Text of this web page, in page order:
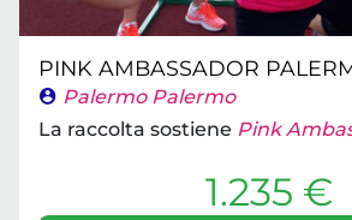
PINK AMBASSADOR
Palermo Palermo
La raccolta sostiene Pink
1.235 €